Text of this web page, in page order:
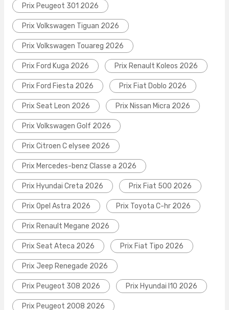
Prix Peugeot 301 2026
Prix Volkswagen Tiguan 2026
Prix Volkswagen Touareg 2026
Prix Ford Kuga 2026 Prix Renault Koleos 2026
Prix Ford Fiesta 2026 Prix Fiat Doblo 2026
Prix Seat Leon 2026 Prix Nissan Micra 2026
Prix Volkswagen Golf 2026
Prix Citroen C elysee 2026
Prix Mercedes-benz Classe a 2026
Prix Hyundai Creta 2026 Prix Fiat 500 2026
Prix Opel Astra 2026 Prix Toyota C-hr 2026
Prix Renault Megane 2026
Prix Seat Ateca 2026 Prix Fiat Tipo 2026
Prix Jeep Renegade 2026
Prix Peugeot 308 2026 Prix Hyundai I10 2026
Prix Peugeot 2008 2026